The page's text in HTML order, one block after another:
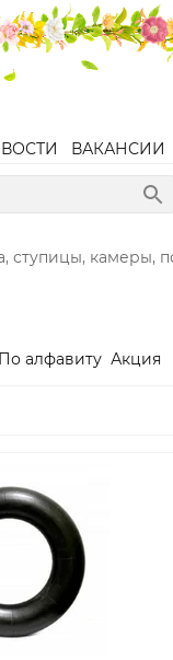
ВАКАНСИИ
ступицы, камеры,
По алфавиту Акция